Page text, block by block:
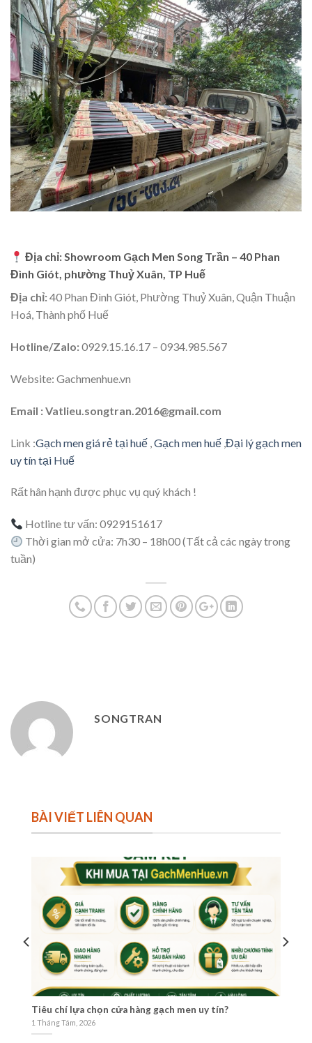
Địa chỉ: Showroom Gạch Men Song Trần – 40 Phan
Đình Giót, phường Thuỷ Xuân, TP Huế
Địa chỉ:40 Phan Đình Giót, Phường Thuỷ Xuân, Quận Thuận
Hoá, Thành phố Huế
Hotline/Zalo:0929.15.16.17 – 0934.985.567
Website: Gachmenhue.vn
Email : Vatlieu.songtran.2016@gmail.com
Link :Gạch men giá rẻ tại huế Gạch men huế Đại lý gạch men
uy tín tại Huế
Rất hân hạnh được phục vụ quý khách !
Hotline tư vấn: 0929151617
Thời gian mở cửa: 7h30 – 18h00 (Tất cả các ngày trong
tuần)
SONGTRAN
BÀI VIẾT LIÊN QUAN
Tiêu chí lựa chọn cửa hàng gạch men uy tín?
1 Tháng Tám, 2026